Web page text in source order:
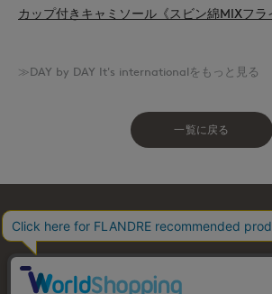
カップ付きキャミソール《スビン綿MIXフ
≫DAY by DAY It's internationalをもっと見る
一覧に戻る
お問い合わせ 利用規約 プラ